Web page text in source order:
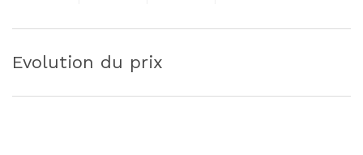
Evolution du prix